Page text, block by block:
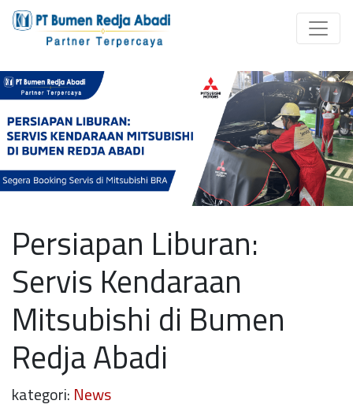
Persiapan Liburan:
Servis Kendaraan
Mitsubishi di Bumen
Redja Abadi
kategori: News